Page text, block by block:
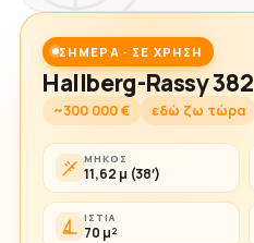
ΣΉΜΕΡΑ · ΣΕ ΧΡΉΣΗ
Hallberg-Rassy 382
~300 000 € εδώ ζω τώρα
ΜΉΚΟΣ
11,62 μ (38′)
ΙΣΤΊΑ
70 μ²